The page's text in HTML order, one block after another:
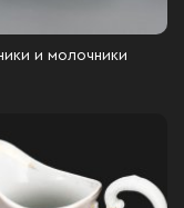
и молочники